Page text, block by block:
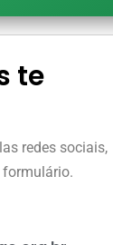
te
redes sociais,
formulário.